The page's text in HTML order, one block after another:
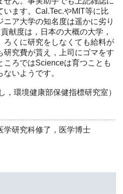
います。Cal.Tec.やMIT等に比
ア大学の知名度は遥かに劣り
献度は，日本の大概の大学，
ろくに研究をしなくても給料が
研究費が貰え，上司にゴマをす
ころではScienceは育つことも
いようです。
，環境健康部保健指標研究室）
学研究科修了，医学博士